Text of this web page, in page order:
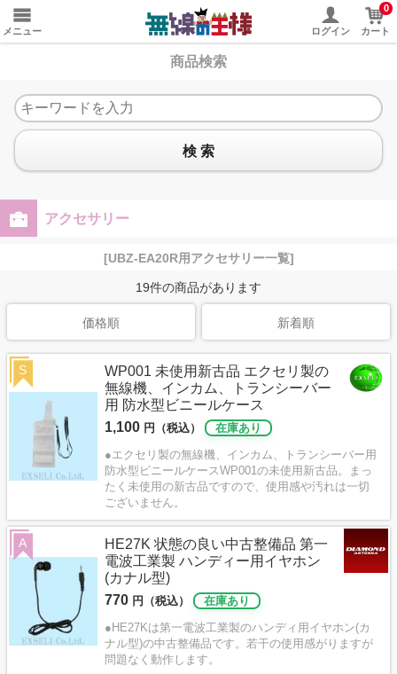
メニュー ログイン
0
カート
商品検索
検 索
アクセサリー
[UBZ-EA20R用アクセサリー一覧]
19件の商品があります
価格順 新着順
WP001 未使用新古品 エクセリ製の
無線機、インカム、トランシーバー
用 防水型ビニールケース
1,100 円（税込）
在庫あり
●エクセリ製の無線機、インカム、トランシーバー用
防水型ビニールケースWP001の未使用新古品。まっ
たく未使用の新古品ですので、使用感や汚れは一切
ございません。
S
HE27K 状態の良い中古整備品 第一
電波工業製 ハンディー用イヤホン
(カナル型)
770 円（税込）
在庫あり
●HE27Kは第一電波工業製のハンディ用イヤホン(カ
ナル型)の中古整備品です。若干の使用感がりますが
問題なく動作します。
A